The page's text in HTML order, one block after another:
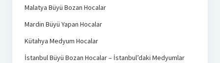
Malatya Büyü Bozan Hocalar
Mardin Büyü Yapan Hocalar
Kütahya Medyum Hocalar
İstanbul Büyü Bozan Hocalar – İstanbul’daki Medyumlar